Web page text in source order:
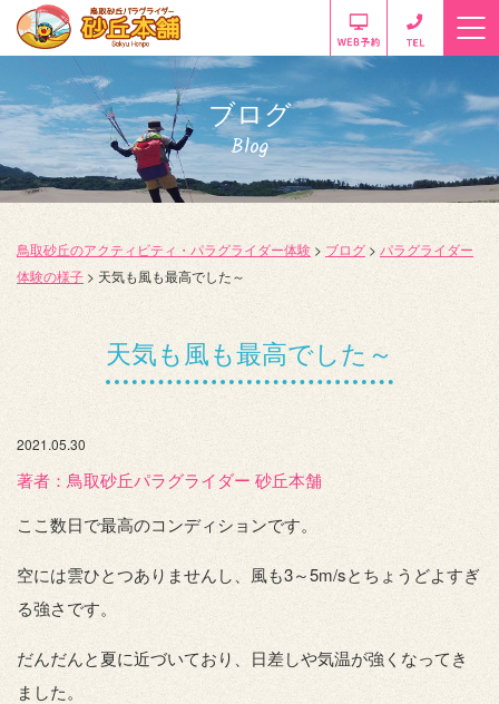
ブログ
Blog
鳥取砂丘のアクティビティ・パラグライダー体験 > ブログ > パラグライダー
体験の様子 > 天気も風も最高でした～
天気も風も最高でした～
2021.05.30
著者：️鳥取砂丘パラグライダー 砂丘本舗
ここ数日で最高のコンディションです。
空には雲ひとつありませんし、風も3～5m/sとちょうどよすぎ
る強さです。
だんだんと夏に近づいており、日差しや気温が強くなってき
ました。